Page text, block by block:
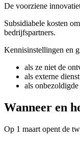
De voorziene
Subsidiabele kosten
bedrijfspartners.
Kennisinstellingen en
als ze niet de
als externe
als
Wanneer en
Op 1 maart opent de